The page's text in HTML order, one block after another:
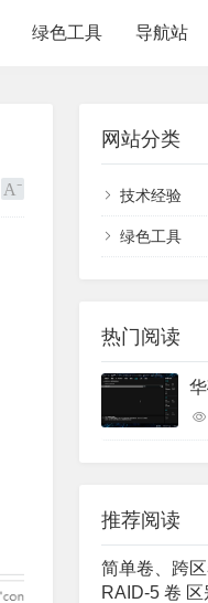
绿色工具 导航站
网站分类
技术经验
绿色工具
热门阅读
推荐阅读
简单卷、跨
RAID-5 卷 区